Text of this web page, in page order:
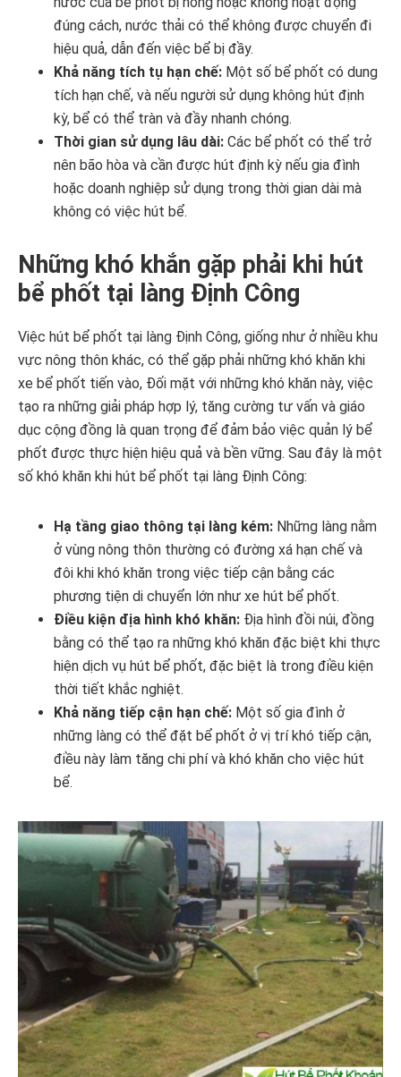
đúng cách, nước thải có thể không được chuyển đi
hiệu quả, dẫn đến việc bể bị đầy.
Khả năng tích tụ hạn chế: Một số bể phốt có dung
tích hạn chế, và nếu người sử dụng không hút định
kỳ, bể có thể tràn và đầy nhanh chóng.
Thời gian sử dụng lâu dài: Các bể phốt có thể trở
nên bão hòa và cần được hút định kỳ nếu gia đình
hoặc doanh nghiệp sử dụng trong thời gian dài mà
không có việc hút bể.
Những khó khắn gặp phải khi hút
bể phốt tại làng Định Công
Việc hút bể phốt tại làng Định Công, giống như ở nhiều khu
vực nông thôn khác, có thể gặp phải những khó khăn khi
xe bể phốt tiến vào, Đối mặt với những khó khăn này, việc
tạo ra những giải pháp hợp lý, tăng cường tư vấn và giáo
dục cộng đồng là quan trọng để đảm bảo việc quản lý bể
phốt được thực hiện hiệu quả và bền vững. Sau đây là một
số khó khăn khi hút bể phốt tại làng Định Công:
Hạ tầng giao thông tại làng kém: Những làng nằm
ở vùng nông thôn thường có đường xá hạn chế và
đôi khi khó khăn trong việc tiếp cận bằng các
phương tiện di chuyển lớn như xe hút bể phốt.
Điều kiện địa hình khó khăn: Địa hình đồi núi, đồng
bằng có thể tạo ra những khó khăn đặc biệt khi thực
hiện dịch vụ hút bể phốt, đặc biệt là trong điều kiện
thời tiết khắc nghiệt.
Khả năng tiếp cận hạn chế: Một số gia đình ở
những làng có thể đặt bể phốt ở vị trí khó tiếp cận,
điều này làm tăng chi phí và khó khăn cho việc hút
bể.